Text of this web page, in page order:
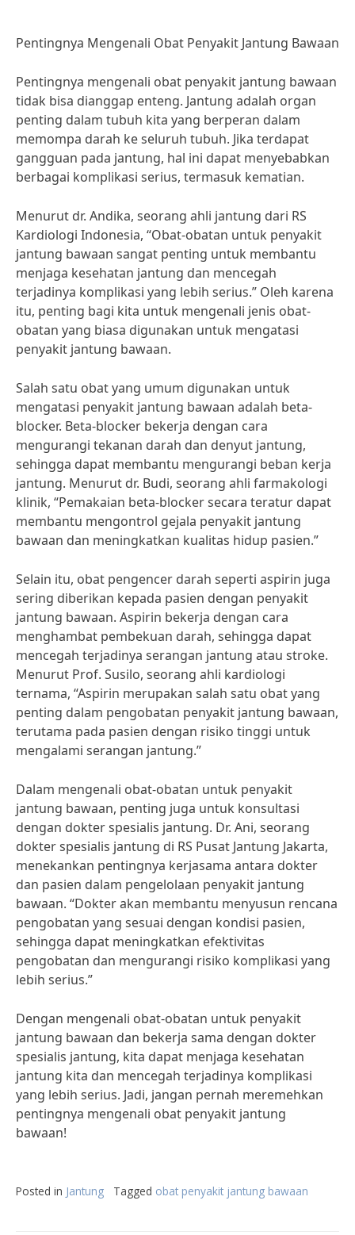
Pentingnya Mengenali Obat Penyakit Jantung Bawaan
Pentingnya mengenali obat penyakit jantung bawaan
tidak bisa dianggap enteng. Jantung adalah organ
penting dalam tubuh kita yang berperan dalam
memompa darah ke seluruh tubuh. Jika terdapat
gangguan pada jantung, hal ini dapat menyebabkan
berbagai komplikasi serius, termasuk kematian.
Menurut dr. Andika, seorang ahli jantung dari RS
Kardiologi Indonesia, “Obat-obatan untuk penyakit
jantung bawaan sangat penting untuk membantu
menjaga kesehatan jantung dan mencegah
terjadinya komplikasi yang lebih serius.” Oleh karena
itu, penting bagi kita untuk mengenali jenis obat-
obatan yang biasa digunakan untuk mengatasi
penyakit jantung bawaan.
Salah satu obat yang umum digunakan untuk
mengatasi penyakit jantung bawaan adalah beta-
blocker. Beta-blocker bekerja dengan cara
mengurangi tekanan darah dan denyut jantung,
sehingga dapat membantu mengurangi beban kerja
jantung. Menurut dr. Budi, seorang ahli farmakologi
klinik, “Pemakaian beta-blocker secara teratur dapat
membantu mengontrol gejala penyakit jantung
bawaan dan meningkatkan kualitas hidup pasien.”
Selain itu, obat pengencer darah seperti aspirin juga
sering diberikan kepada pasien dengan penyakit
jantung bawaan. Aspirin bekerja dengan cara
menghambat pembekuan darah, sehingga dapat
mencegah terjadinya serangan jantung atau stroke.
Menurut Prof. Susilo, seorang ahli kardiologi
ternama, “Aspirin merupakan salah satu obat yang
penting dalam pengobatan penyakit jantung bawaan,
terutama pada pasien dengan risiko tinggi untuk
mengalami serangan jantung.”
Dalam mengenali obat-obatan untuk penyakit
jantung bawaan, penting juga untuk konsultasi
dengan dokter spesialis jantung. Dr. Ani, seorang
dokter spesialis jantung di RS Pusat Jantung Jakarta,
menekankan pentingnya kerjasama antara dokter
dan pasien dalam pengelolaan penyakit jantung
bawaan. “Dokter akan membantu menyusun rencana
pengobatan yang sesuai dengan kondisi pasien,
sehingga dapat meningkatkan efektivitas
pengobatan dan mengurangi risiko komplikasi yang
lebih serius.”
Dengan mengenali obat-obatan untuk penyakit
jantung bawaan dan bekerja sama dengan dokter
spesialis jantung, kita dapat menjaga kesehatan
jantung kita dan mencegah terjadinya komplikasi
yang lebih serius. Jadi, jangan pernah meremehkan
pentingnya mengenali obat penyakit jantung
bawaan!
Posted in Jantung Tagged obat penyakit jantung bawaan